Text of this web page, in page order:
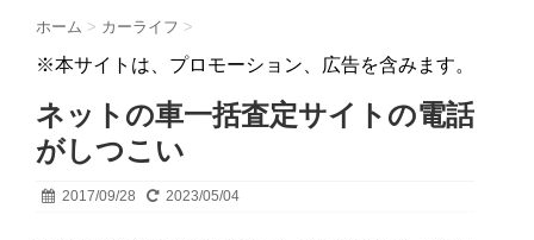
ホーム > カーライフ >
※本サイトは、プロモーション、広告を含みます。
ネットの車一括査定サイトの電話
がしつこい
2017/09/28 2023/05/04